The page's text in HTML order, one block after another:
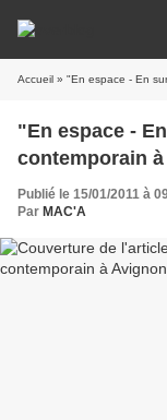
Accueil » "En espace - En
"En espace -
contemporain
Publié le 15/01/2011 à
Par MAC'A